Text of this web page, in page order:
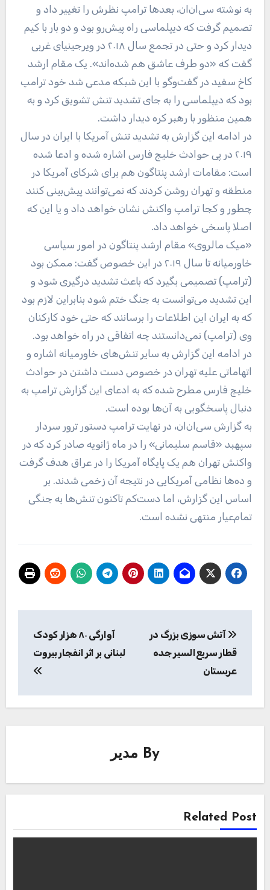
به نوشته سی‌ان‌ان، بعدها ترامپ نظرش را تغییر داد و
تصمیم گرفت که دیپلماسی راه پیش‌رو بود و دو بار با کیم
دیدار کرد و حتی در تجمع سال ۲۰۱۸ در ویرجینیای غربی
گفت که «دو طرف عاشق هم شده‌اند». یک مقام ارشد
کاخ سفید در گفت‌وگو با این شبکه مدعی شد خود ترامپ
بود که دیپلماسی را به جای تشدید تنش تشویق کرد و به
همین منظور با رهبر کره دیدار داشت.
در ادامه این گزارش به تشدید تنش آمریکا با ایران در سال
۲۰۱۹ در پی حوادث خلیج فارس اشاره شده و ادعا شده
است: مقامات ارشد پنتاگون هم برای شرکای آمریکا در
منطقه و تهران روشن کردند که نمی‌توانند پیش‌بینی کنند
چطور و کجا ترامپ واکنش نشان خواهد داد و یا این که
اصلا پاسخی خواهد داد.
«میک مالروی» مقام ارشد پنتاگون در امور سیاسی
خاورمیانه تا سال ۲۰۱۹ در این خصوص گفت: ممکن بود
(ترامپ) تصمیمی بگیرد که باعث تشدید درگیری شود و
این تشدید می‌توانست به جنگ ختم شود بنابراین لازم بود
که به ایران این اطلاعات را برسانند که حتی خود کارکنان
وی (ترامپ) نمی‌دانستند چه اتفاقی در راه خواهد بود.
در ادامه این گزارش به سایر تنش‌های خاورمیانه اشاره و
اتهاماتی علیه تهران در خصوص دست داشتن در حوادث
خلیج فارس مطرح شده که به ادعای این گزارش ترامپ به
دنبال پاسخگویی به آن‌ها بوده است.
به گزارش سی‌ان‌ان، در نهایت ترامپ دستور ترور سردار
سپهبد «قاسم سلیمانی» را در ماه ژانویه صادر کرد که در
واکنش تهران هم یک پایگاه آمریکا را در عراق هدف گرفت
و ده‌ها نظامی آمریکایی در نتیجه آن زخمی شدند. بر
اساس این گزارش، اما دست‌کم تاکنون تنش‌ها به جنگی
تمام‌عیار منتهی نشده است.
نوشته
آتش‌ سوزی بزرگ در
قطار سریع‌السیر جده
عربستان
آوارگی ۸۰ هزار کودک
لبنانی بر اثر انفجار بیروت
By مدیر
Related Post